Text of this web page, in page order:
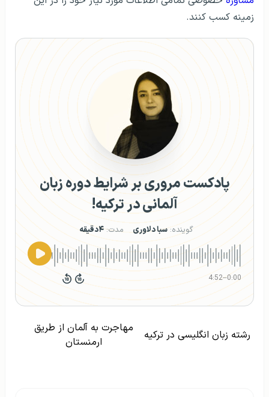
زمینه کسب کنند.
پادکست مروری بر شرایط دوره زبان
آلمانی در ترکیه!
گوینده:سبا دلاوری مدت:۴دقیقه
0:00
–
4:52
رشته زبان انگلیسی در ترکیه
مهاجرت به آلمان از طریق
ارمنستان